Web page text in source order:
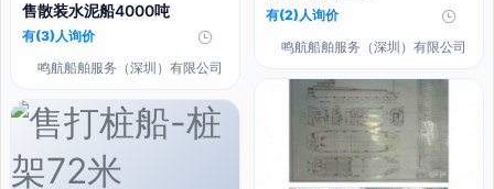
售散装水泥船4000吨
有(3)人询价
鸣航船舶服务（深圳）有限公司
有(2)人询价
鸣航船舶服务（深圳）有限公司